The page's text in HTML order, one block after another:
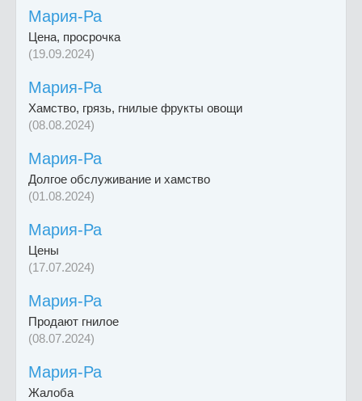
Мария-Ра
Цена, просрочка
(19.09.2024)
Мария-Ра
Хамство, грязь, гнилые фрукты овощи
(08.08.2024)
Мария-Ра
Долгое обслуживание и хамство
(01.08.2024)
Мария-Ра
Цены
(17.07.2024)
Мария-Ра
Продают гнилое
(08.07.2024)
Мария-Ра
Жалоба